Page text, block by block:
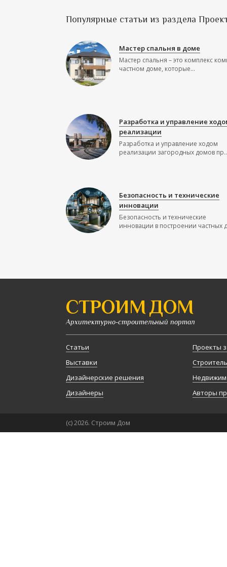
Популярные статьи из раздела
Мастер спальня в доме
Мастер спальня – это комплекс
частном доме, которые...
Разработка и управление
реализации
Разработка и управление ходом
реализации загородных домов
Безопасность и технические
инновации
Безопасность и технические
инновации в построении частных
СТРОИМ ДОМ
Архитектурно-строительный портал
Статьи
Выставки
Дизайнерские решения
Дизайнеры
Проекты
Авторы
(с) 2026. Строим Дом